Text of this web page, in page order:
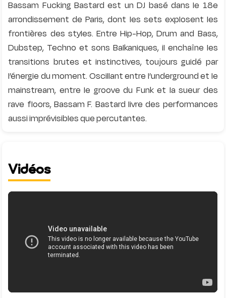
Bassam Fucking Bastard est un DJ basé dans le 18e
arrondissement de Paris, dont les sets explosent les
frontières des styles. Entre Hip-Hop, Drum and Bass,
Dubstep, Techno et sons Balkaniques, il enchaîne les
transitions brutes et instinctives, toujours guidé par
l’énergie du moment. Oscillant entre l’underground et le
mainstream, entre le groove du Funk et la sueur des
rave floors, Bassam F. Bastard livre des performances
Vidéos